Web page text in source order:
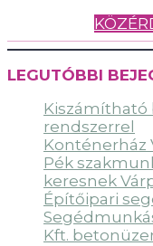
LEGUTÓBBI
Kiszámítható
rendszerrel
Konténerház
Pék
keresnek
Építőipari
Kft.